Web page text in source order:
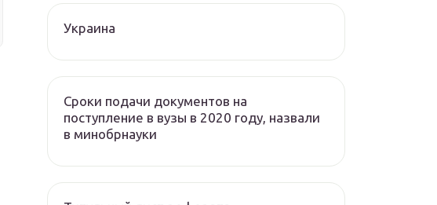
Украина
Сроки подачи документов на
поступление в вузы в 2020 году, назвали
в минобрнауки